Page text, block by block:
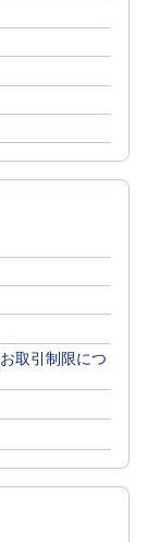
取引制限につ